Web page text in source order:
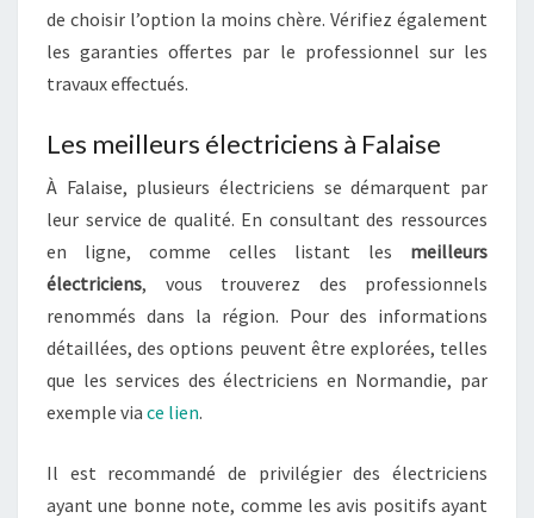
de choisir l’option la moins chère. Vérifiez également
les garanties offertes par le professionnel sur les
travaux effectués.
Les meilleurs électriciens à Falaise
À Falaise, plusieurs électriciens se démarquent par
leur service de qualité. En consultant des ressources
en ligne, comme celles listant les meilleurs
électriciens, vous trouverez des professionnels
renommés dans la région. Pour des informations
détaillées, des options peuvent être explorées, telles
que les services des électriciens en Normandie, par
exemple via ce lien.
Il est recommandé de privilégier des électriciens
ayant une bonne note, comme les avis positifs ayant